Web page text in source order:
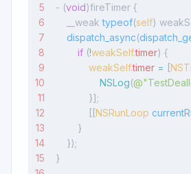
- (void)fireTimer {
    __weak
typeof(self)
    dispatch_async
(
        if
(!weakSelf.timer) {
            weakSelf
.timer = [
                NSLog
(
            }];
            [[
NSRunLoop
        }
    });
}